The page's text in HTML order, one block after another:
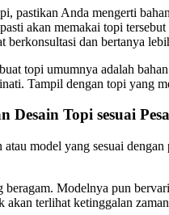
pastikan Anda mengerti
akan memakai topi
berkonsultasi dan bertanya
topi umumnya adalah
Tampil dengan topi yang
Topi sesuai
model yang sesuai
beragam. Modelnya pun
terlihat ketinggalan